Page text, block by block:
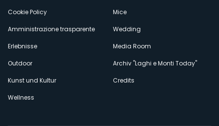
Cookie Policy
Amministrazione trasparente
Erlebnisse
Outdoor
Kunst und Kultur
Wellness
Mice
Wedding
Media Room
Archiv "Laghi e Monti Today"
Credits